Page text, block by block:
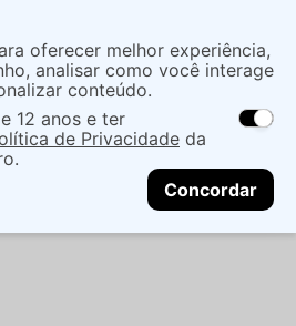
localização
de entrega variam de
região.Não sei meu CEP
CONTINUAR
Sombra E Pigmento
ZANPHY LINHA PELE 03
oferecer melhor experiência,
analisar como você interage
conteúdo.
12 anos e ter
de Privacidade da
Concordar